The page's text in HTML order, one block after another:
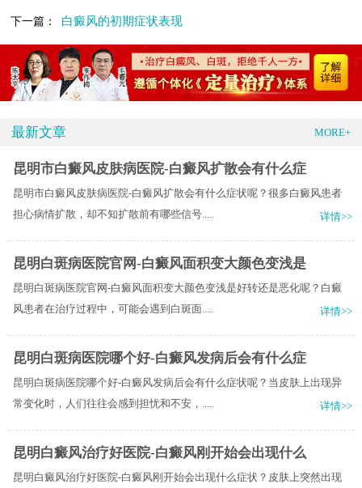
下一篇： 白癜风的初期症状表现
最新文章 MORE+
昆明市白癜风皮肤病医院-白癜风扩散会有什么症
昆明市白癜风皮肤病医院-白癜风扩散会有什么症状呢？很多白癜风患者
担心病情扩散，却不知扩散前有哪些信号.....
详情>>
昆明白斑病医院官网-白癜风面积变大颜色变浅是
昆明白斑病医院官网-白癜风面积变大颜色变浅是好转还是恶化呢？白癜
风患者在治疗过程中，可能会遇到白斑面.....
详情>>
昆明白斑病医院哪个好-白癜风发病后会有什么症
昆明白斑病医院哪个好-白癜风发病后会有什么症状呢？当皮肤上出现异
常变化时，人们往往会感到担忧和不安，.....
详情>>
昆明白癜风治疗好医院-白癜风刚开始会出现什么
昆明白癜风治疗好医院-白癜风刚开始会出现什么症状？皮肤上突然出现